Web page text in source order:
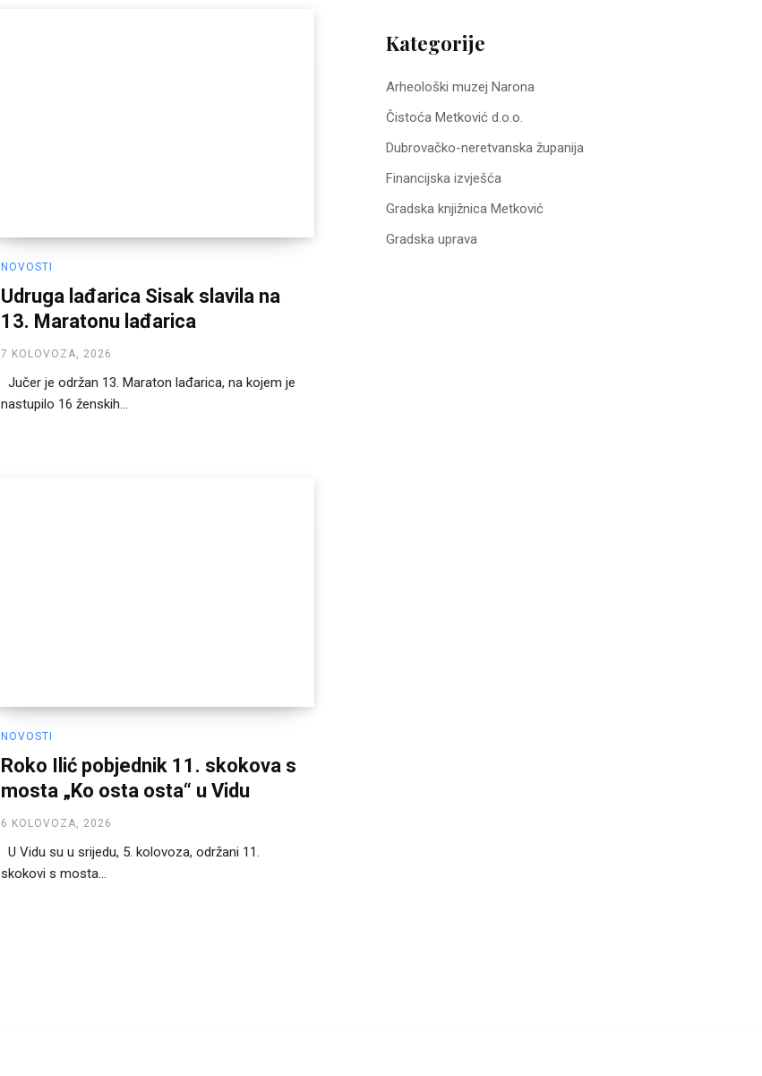
NOVOSTI
Udruga lađarica Sisak slavila na
13. Maratonu lađarica
7 KOLOVOZA, 2026
Jučer je održan 13. Maraton lađarica, na kojem je
nastupilo 16 ženskih...
NOVOSTI
Roko Ilić pobjednik 11. skokova s
mosta „Ko osta osta“ u Vidu
6 KOLOVOZA, 2026
U Vidu su u srijedu, 5. kolovoza, održani 11.
skokovi s mosta...
Kategorije
Arheološki muzej Narona
Čistoća Metković d.o.o.
Dubrovačko-neretvanska županija
Financijska izvješća
Gradska knjižnica Metković
Gradska uprava